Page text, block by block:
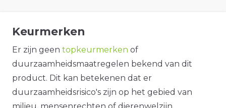
Keurmerken
Er zijn geen topkeurmerken of
duurzaamheidsmaatregelen bekend van dit
product. Dit kan betekenen dat er
duurzaamheidsrisico's zijn op het gebied van